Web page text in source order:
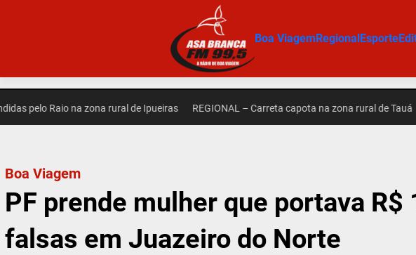
Boa ViagemRegionalEsporte
Raio na zona rural de Ipueiras REGIONAL – Carreta capota na zona rural de Tauá
Boa Viagem
PF prende mulher que portava
falsas em Juazeiro do Norte